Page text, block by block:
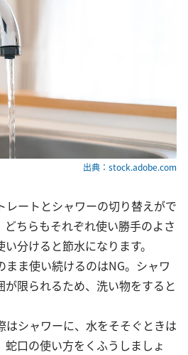
出典：stock.adobe.com
レートとシャワーの切り替えがで
どちらもそれぞれ使い勝手のよさ
分けると節水になります。
まま使い続けるのはNG。シャワ
が限られるため、洗い物をすると
はシャワーに、水をそそぐときは
口の使い方をくふうしましょ